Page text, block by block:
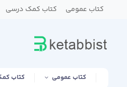
کتاب عمومی کتاب کمک درسی
کتاب عمومی کتاب